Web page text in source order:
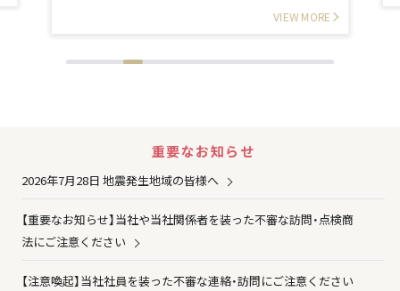
VIEW MORE
重要なお知らせ
2026年7月28日 地震発生地域の皆様へ
【重要なお知らせ】当社や当社関係者を装った不審な訪問・点検商
法にご注意ください
【注意喚起】当社社員を装った不審な連絡・訪問にご注意ください